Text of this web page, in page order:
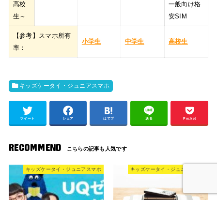
高校
生～
一般向け格
安SIM
【参考】スマホ所有
率：
小学生 中学生 高校生
キッズケータイ・ジュニアスマホ
ツイート シェア はてブ 送る Pocket
RECOMMEND
キッズケータイ・ジュニアスマホ キッズケータイ・ジュニアスマホ